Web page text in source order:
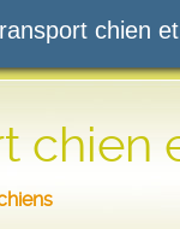
chien
chien